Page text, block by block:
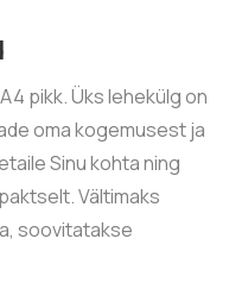
pikk. Üks lehekülg on
oma kogemusest ja
Sinu kohta ning
Vältimaks
soovitatakse